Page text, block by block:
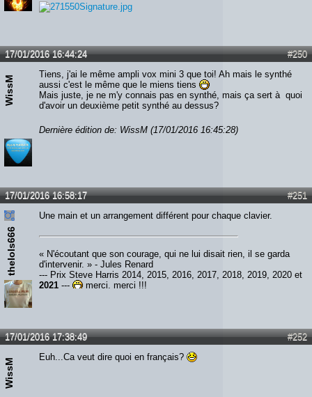
#250
17/01/2016 16:44:24
WissM
Tiens, j'ai le même ampli vox mini 3 que toi! Ah mais le synthé
aussi c'est le même que le miens tiens
Mais juste, je ne m'y connais pas en synthé, mais ça sert à quoi
d'avoir un deuxième petit synthé au dessus?
Dernière édition de: WissM (17/01/2016 16:45:28)
#251
17/01/2016 16:58:17
thelols666
Une main et un arrangement différent pour chaque clavier.
« N'écoutant que son courage, qui ne lui disait rien, il se garda
d'intervenir. » - Jules Renard
--- Prix Steve Harris 2014, 2015, 2016, 2017, 2018, 2019, 2020 et
2021 --- merci, merci !!!
#252
17/01/2016 17:38:49
WissM
Euh...Ca veut dire quoi en français?